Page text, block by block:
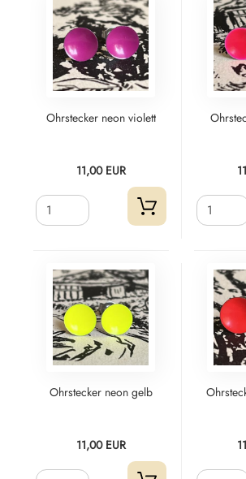
Ohrstecker neon violett
11,00 EUR
Ohrstecker neon gelb
11,00 EUR